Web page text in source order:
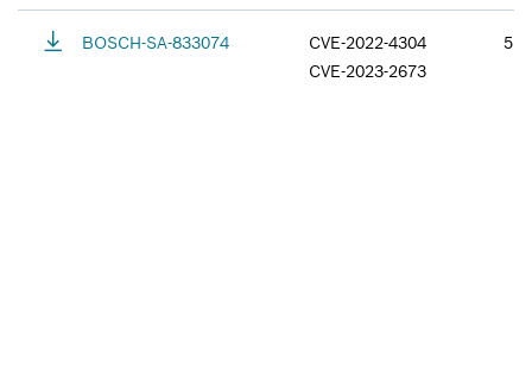
BOSCH-SA-833074
CVE-2022-4304
CVE-2023-2673
5.9